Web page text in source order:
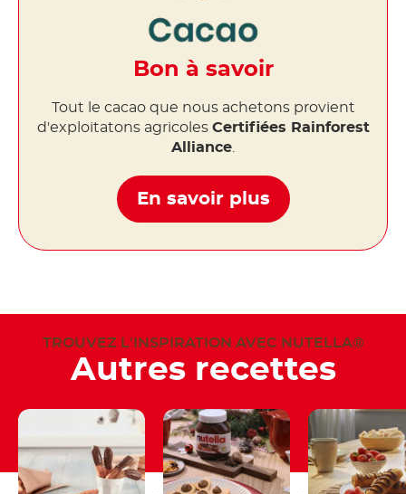
Bon à savoir
Tout le cacao que nous achetons provient
d'exploitatons agricoles Certifiées Rainforest
Alliance.
En savoir plus
TROUVEZ L'INSPIRATION AVEC NUTELLA®
Autres recettes